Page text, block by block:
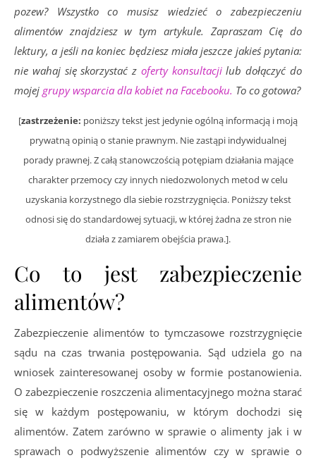
pozew? Wszystko co musisz wiedzieć o zabezpieczeniu
alimentów znajdziesz w tym artykule. Zapraszam Cię do
lektury, a jeśli na koniec będziesz miała jeszcze jakieś pytania:
nie wahaj się skorzystać z oferty konsultacjilub dołączyć do
mojej grupy wsparcia dla kobiet na Facebooku. To co gotowa?
[zastrzeżenie: poniższy tekst jest jedynie ogólną informacją i moją
prywatną opinią o stanie prawnym. Nie zastąpi indywidualnej
porady prawnej. Z całą stanowczością potępiam działania mające
charakter przemocy czy innych niedozwolonych metod w celu
uzyskania korzystnego dla siebie rozstrzygnięcia. Poniższy tekst
odnosi się do standardowej sytuacji, w której żadna ze stron nie
działa z zamiarem obejścia prawa.].
Co to jest zabezpieczenie
alimentów?
Zabezpieczenie alimentów to tymczasowe rozstrzygnięcie
sądu na czas trwania postępowania. Sąd udziela go na
wniosek zainteresowanej osoby w formie postanowienia.
O zabezpieczenie roszczenia alimentacyjnego można starać
się w każdym postępowaniu, w którym dochodzi się
alimentów. Zatem zarówno w sprawie o alimenty jak i w
sprawach o podwyższenie alimentów czy w sprawie o